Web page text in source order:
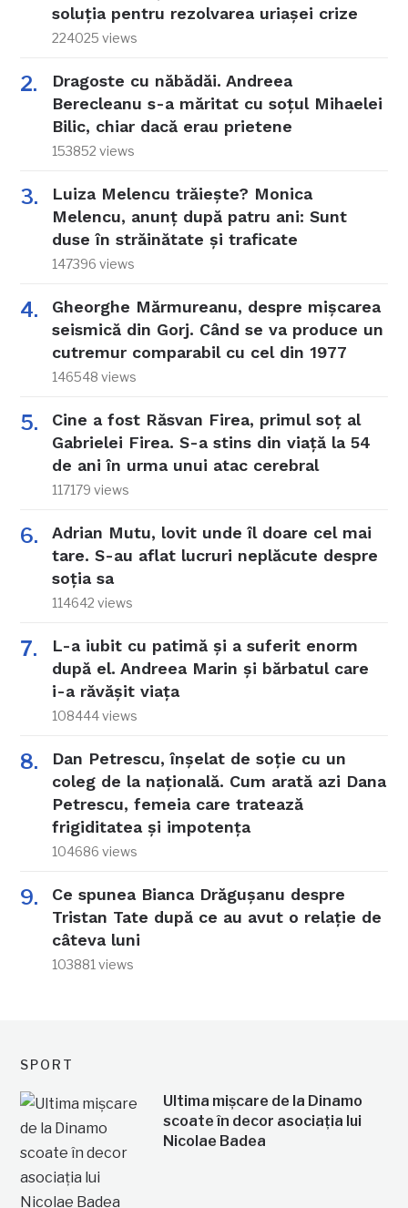
soluția pentru rezolvarea uriașei crize
224025 views
Dragoste cu năbădăi. Andreea
Berecleanu s-a măritat cu soțul Mihaelei
Bilic, chiar dacă erau prietene
153852 views
Luiza Melencu trăiește? Monica
Melencu, anunț după patru ani: Sunt
duse în străinătate și traficate
147396 views
Gheorghe Mărmureanu, despre mișcarea
seismică din Gorj. Când se va produce un
cutremur comparabil cu cel din 1977
146548 views
Cine a fost Răsvan Firea, primul soț al
Gabrielei Firea. S-a stins din viață la 54
de ani în urma unui atac cerebral
117179 views
Adrian Mutu, lovit unde îl doare cel mai
tare. S-au aflat lucruri neplăcute despre
soția sa
114642 views
L-a iubit cu patimă și a suferit enorm
după el. Andreea Marin și bărbatul care
i-a răvășit viața
108444 views
Dan Petrescu, înșelat de soție cu un
coleg de la națională. Cum arată azi Dana
Petrescu, femeia care tratează
frigiditatea și impotența
104686 views
Ce spunea Bianca Drăgușanu despre
Tristan Tate după ce au avut o relație de
câteva luni
103881 views
SPORT
Ultima mișcare de la Dinamo
scoate în decor asociația lui
Nicolae Badea